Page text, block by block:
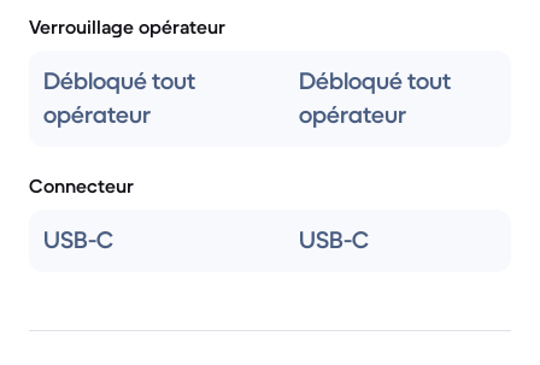
Verrouillage opérateur
Débloqué tout
opérateur
Débloqué tout
opérateur
Connecteur
USB-C USB-C